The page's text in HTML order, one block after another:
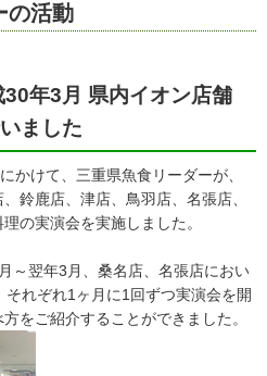
の活動
年3月 県内イオン店舗
ました
けて、三重県魚食リーダーが、
鈴鹿店、津店、鳥羽店、名張店、
の実演会を実施しました。
～翌年3月、桑名店、名張店におい
れぞれ1ヶ月に1回ずつ実演会を開
をご紹介することができました。